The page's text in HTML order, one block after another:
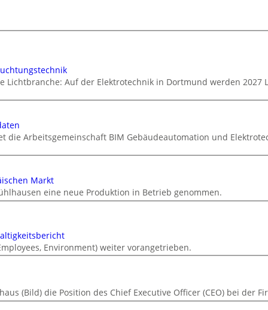
Lichtbranche: Auf der Elektrotechnik in Dortmund werden
die Arbeitsgemeinschaft BIM Gebäudeautomation und
Markt
eine neue Produktion in Betrieb genommen.
Environment) weiter vorangetrieben.
(Bild) die Position des Chief Executive Officer (CEO) bei der